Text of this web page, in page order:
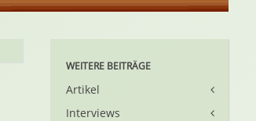
WEITERE BEITRÄGE
Artikel
Interviews